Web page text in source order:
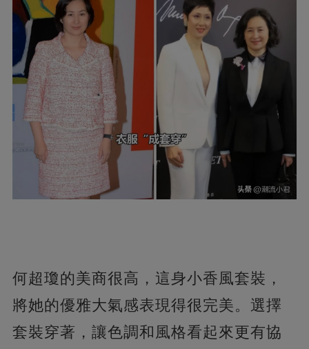
何超瓊的美商很高，這身小香風套裝，
將她的優雅大氣感表現得很完美。選擇
套裝穿著，讓色調和風格看起來更有協